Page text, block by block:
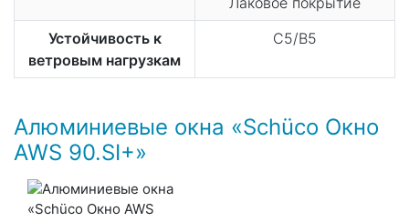
Устойчивость к
ветровым нагрузкам
C5/B5
Алюминиевые окна «Schüco Окно
AWS 90.SI+»